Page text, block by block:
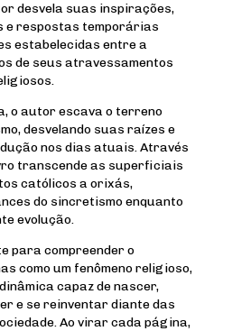
desvela suas inspirações,
e respostas temporárias
estabelecidas entre a
de seus atravessamentos
o autor escava o terreno
desvelando suas raízes e
nos dias atuais. Através
transcende as superficiais
católicos a orixás,
do sincretismo enquanto
evolução.
para compreender o
como um fenômeno religioso,
capaz de nascer,
e se reinventar diante das
Ao virar cada página,